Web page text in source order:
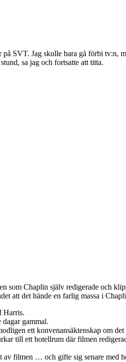
SVT. Jag skulle bara gå förbi
sa jag och fortsatte att titta.
som Chaplin själv redigerade och
att det hände en farlig massa i
Harris.
gammal.
ett konvenansäktenskap om
till ett hotellrum där filmen
av filmen … och gifte sig senare